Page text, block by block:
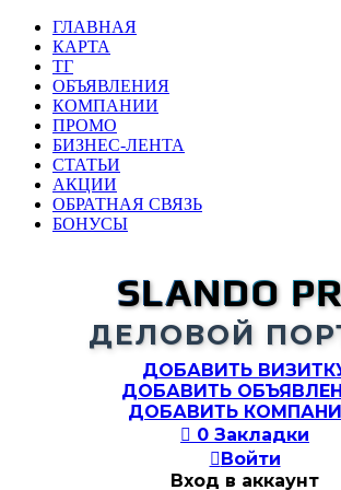
ГЛАВНАЯ
КАРТА
ТГ
ОБЪЯВЛЕНИЯ
КОМПАНИИ
ПРОМО
БИЗНЕС-ЛЕНТА
СТАТЬИ
АКЦИИ
ОБРАТНАЯ СВЯЗЬ
БОНУСЫ
SLANDO
ДЕЛОВОЙ
ДОБАВИТЬ
ДОБАВИТЬ
ДОБАВИТЬ
 0 Закладки
Войти
Вход в аккаунт